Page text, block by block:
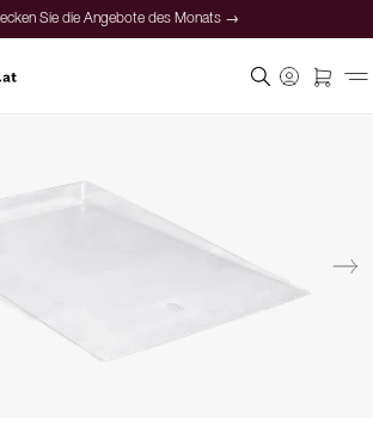
Sie die Angebote des Monats →